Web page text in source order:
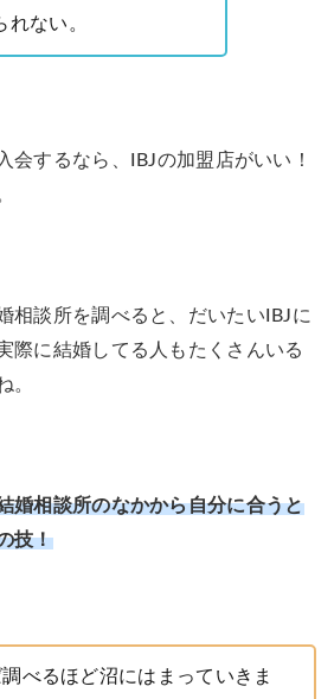
れない。
会するなら、IBJの加盟店がいい！
相談所を調べると、だいたいIBJに
際に結婚してる人もたくさんいる
。
婚相談所のなかから自分に合うと
技！
べるほど沼にはまっていきま